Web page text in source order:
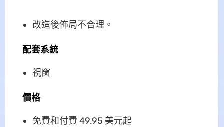
改造後佈局不合理。
配套系統
視窗
價格
免費和付費 49.95 美元起